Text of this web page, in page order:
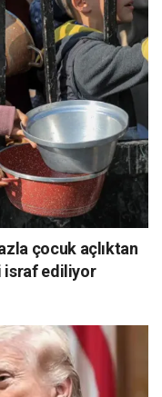
çocuk açlıktan
israf ediliyor